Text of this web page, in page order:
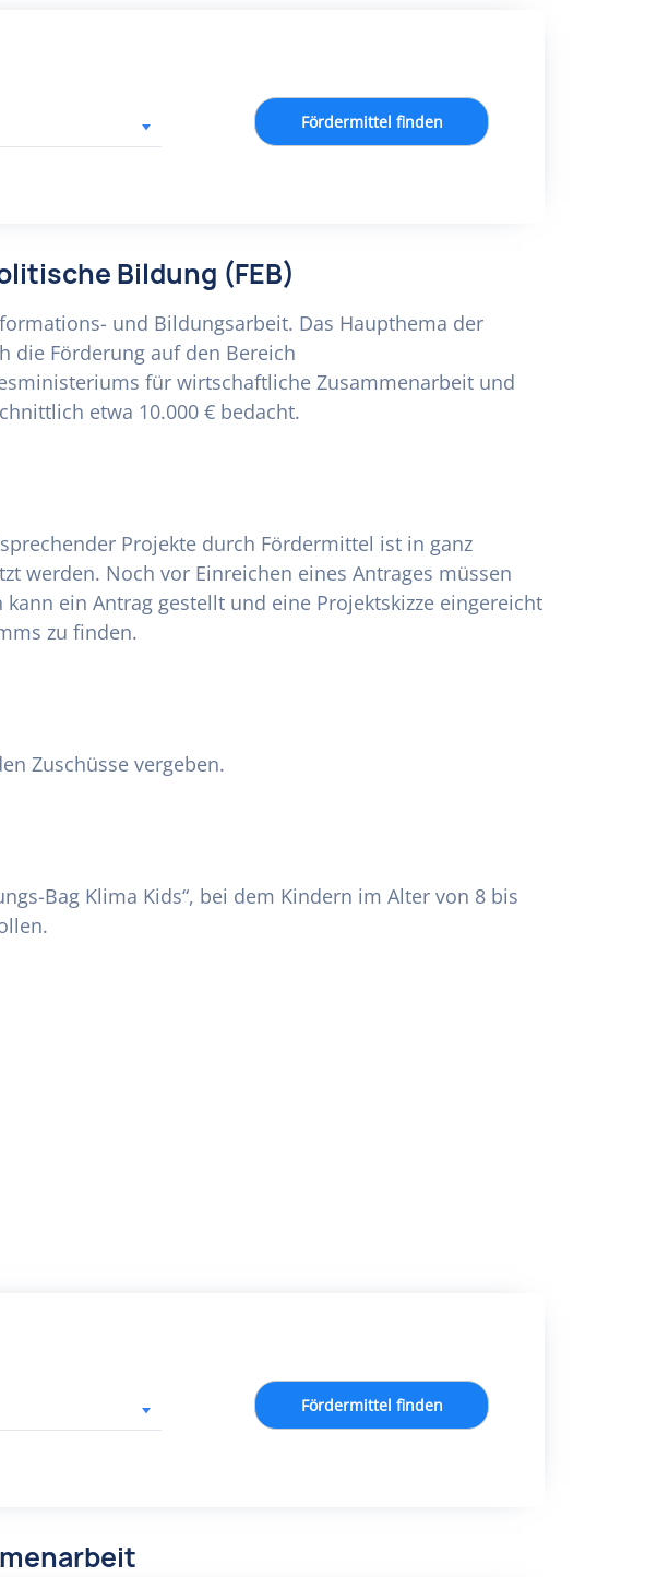
Fördermittel finden
Bildung (FEB)
und Bildungsarbeit. Das Haupthema der
die Förderung auf den Bereich
für wirtschaftliche Zusammenarbeit und
etwa 10.000 € bedacht.
Projekte durch Fördermittel ist in ganz
werden. Noch vor Einreichen eines Antrages müssen
ein Antrag gestellt und eine Projektskizze eingereicht
zu finden.
Zuschüsse vergeben.
Bag Klima Kids“, bei dem Kindern im Alter von 8 bis
Fördermittel finden